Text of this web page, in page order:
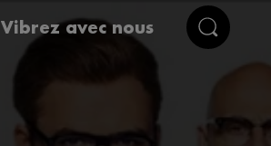
Vibrez avec nous